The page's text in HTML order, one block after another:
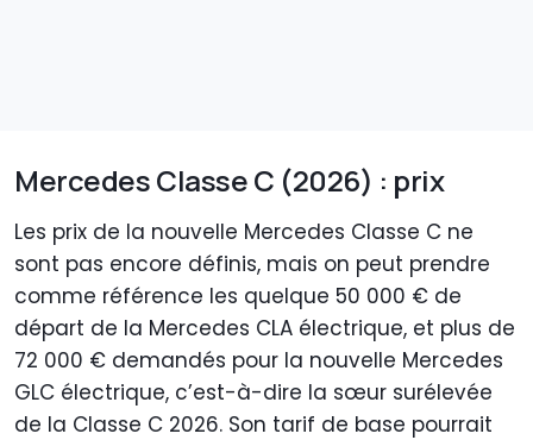
Mercedes Classe C (2026) : prix
Les prix de la nouvelle Mercedes Classe C ne
sont pas encore définis, mais on peut prendre
comme référence les quelque 50 000 € de
départ de la Mercedes CLA électrique, et plus de
72 000 € demandés pour la nouvelle Mercedes
GLC électrique, c’est-à-dire la sœur surélevée
de la Classe C 2026. Son tarif de base pourrait